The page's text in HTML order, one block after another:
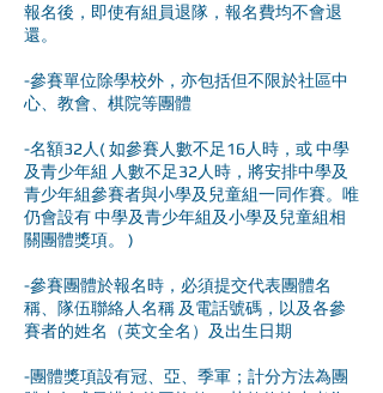
報名後，即使有組員退隊，報名費均不會退
還。
-參賽單位除學校外，亦包括但不限於社區中
心、教會、棋院等團體
-名額32人( 如參賽人數不足16人時，或 中學
及青少年組 人數不足32人時，將安排中學及
青少年組參賽者與小學及兒童組一同作賽。唯
仍會設有 中學及青少年組及小學及兒童組相
關團體獎項。 )
-參賽團體於報名時，必須提交代表團體名
稱、隊伍聯絡人名稱 及電話號碼，以及各參
賽者的姓名（英文全名）及出生日期
-團體獎項設有冠、亞、季軍；計分方法為團